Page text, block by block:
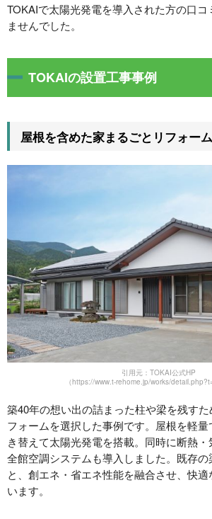
TOKAIで太陽光発電を導入された方の口コ
ませんでした。
TOKAIの設置工事事例
屋根を含めた家まるごとリフォー
引用元：TOKAI公式HP
（https://www.t-rehome.jp/works/
築40年の想い出の詰まった柱や梁を残す
フォームを選択した事例です。屋根を軽
き替えて太陽光発電を搭載。同時に断熱・
全館空調システムも導入しました。既存
と、創エネ・省エネ性能を融合させ、快
います。